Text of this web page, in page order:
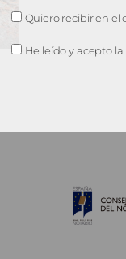
Quiero recibir en el
He leído y acepto la